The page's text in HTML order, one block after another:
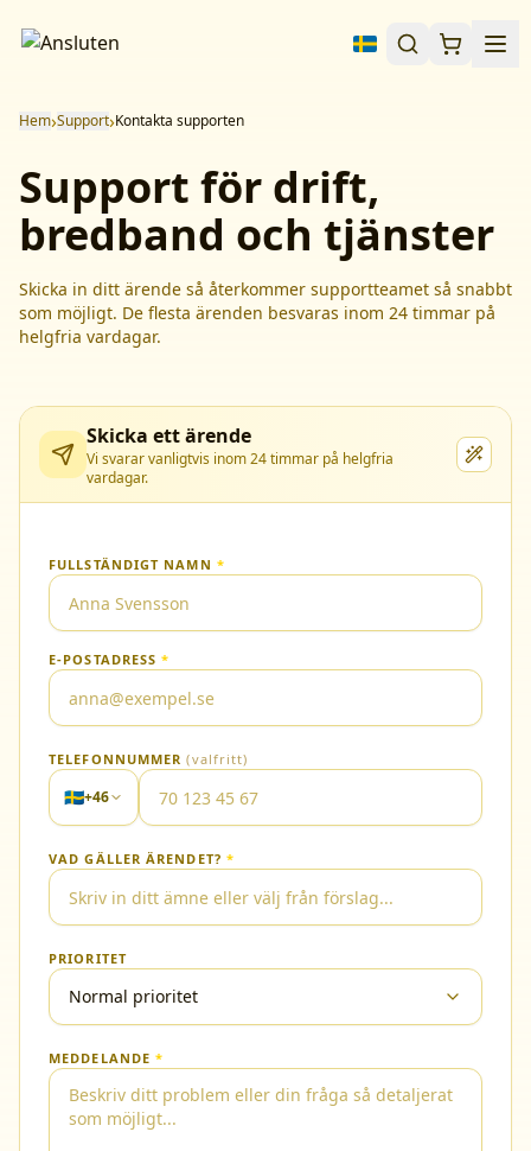
Hem›Support›Kontakta supporten
Support för drift,
bredband och tjänster
Skicka in ditt ärende så återkommer supportteamet så snabbt
som möjligt. De flesta ärenden besvaras inom 24 timmar på
helgfria vardagar.
Skicka ett ärende
Vi svarar vanligtvis inom 24 timmar på helgfria
vardagar.
FULLSTÄNDIGT NAMN *
E-POSTADRESS*
TELEFONNUMMER(valfritt)
🇸🇪+46
VAD GÄLLER ÄRENDET? *
PRIORITET
Normal prioritet
MEDDELANDE*